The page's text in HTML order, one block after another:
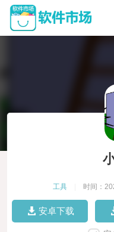
工具 时间：
安卓下载